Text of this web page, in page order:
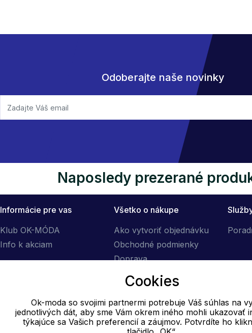
Odoberajte naše novinky
Naposledy prezerané
Informácie pre vas
Klub OK-MÓDA
Info k akciam
Všetko o nákupe
Ako vytvoriť objednávku
Obchodné podmienky
Doprava
Výmena tovaru
Reklamačný poriadok
E-mail
Cookies
Ok-moda so svojimi partnermi potrebuje Váš súhlas na
jednotlivých dát, aby sme Vám okrem iného mohli ukazovať
týkajúce sa Vašich preferencií a záujmov. Potvrdíte ho